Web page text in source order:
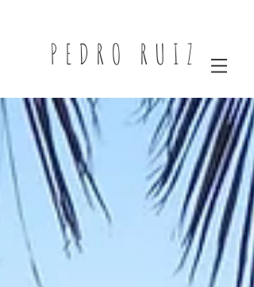
PEDRO RUIZ